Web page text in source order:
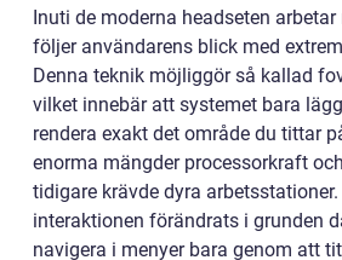
Inuti de moderna headseten
följer användarens blick med
Denna teknik möjliggör så kallad
vilket innebär att systemet bara
rendera exakt det område du tittar
enorma mängder processorkraft
tidigare krävde dyra
interaktionen förändrats i grunden
navigera i menyer bara genom att